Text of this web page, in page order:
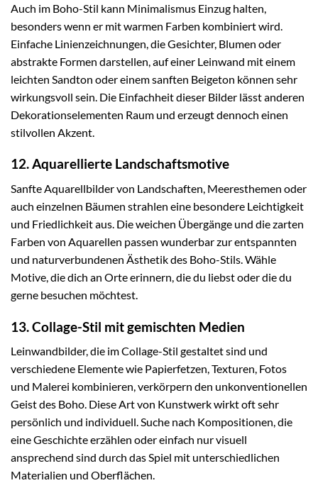
Auch im Boho-Stil kann Minimalismus Einzug halten,
besonders wenn er mit warmen Farben kombiniert wird.
Einfache Linienzeichnungen, die Gesichter, Blumen oder
abstrakte Formen darstellen, auf einer Leinwand mit einem
leichten Sandton oder einem sanften Beigeton können sehr
wirkungsvoll sein. Die Einfachheit dieser Bilder lässt anderen
Dekorationselementen Raum und erzeugt dennoch einen
stilvollen Akzent.
12. Aquarellierte Landschaftsmotive
Sanfte Aquarellbilder von Landschaften, Meeresthemen oder
auch einzelnen Bäumen strahlen eine besondere Leichtigkeit
und Friedlichkeit aus. Die weichen Übergänge und die zarten
Farben von Aquarellen passen wunderbar zur entspannten
und naturverbundenen Ästhetik des Boho-Stils. Wähle
Motive, die dich an Orte erinnern, die du liebst oder die du
gerne besuchen möchtest.
13. Collage-Stil mit gemischten Medien
Leinwandbilder, die im Collage-Stil gestaltet sind und
verschiedene Elemente wie Papierfetzen, Texturen, Fotos
und Malerei kombinieren, verkörpern den unkonventionellen
Geist des Boho. Diese Art von Kunstwerk wirkt oft sehr
persönlich und individuell. Suche nach Kompositionen, die
eine Geschichte erzählen oder einfach nur visuell
ansprechend sind durch das Spiel mit unterschiedlichen
Materialien und Oberflächen.